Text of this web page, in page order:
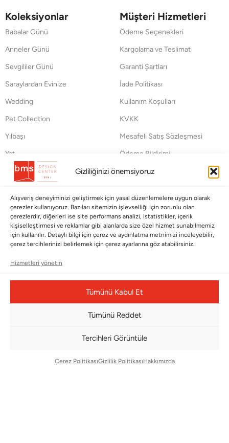
Gizliliğinizi önemsiyoruz
Alışveriş deneyiminizi geliştirmek için yasal düzenlemelere uygun olarak
çerezler kullanıyoruz. Bazıları sitemizin işlevselliği için zorunlu olan
çerezlerdir, diğerleri ise site performans analizi, istatistikler, içerik
kişiselleştirmesi ve reklamlar gibi alanlarda size özel hizmet sunabilmemiz
için kullanılır. Detaylı bilgi için çerez ve aydınlatma metnimizi inceleyebilir,
çerez tercihlerinizi belirlemek için çerez ayarlarına göz atabilirsiniz.
Hizmetleri yönetin
Tümünü Kabul Et
Tümünü Reddet
Tercihleri Görüntüle
Çerez PolitikasıGizlilik PolitikasıHakkımızda
Koleksiyonlar
Babalar Günü
Anneler Günü
Sevgililer Günü
Saraylardan Evinize
Wedding
Pet Collection
Yılbaşı
Yat
Müşteri Hizmetleri
Ödeme Seçenekleri
Kargolama ve Teslimat
Garanti Şartları
İade Politikası
Kullanım Koşulları
KVKK
Mesafeli Satış Sözleşmesi
Ödeme Bildirimi
Hata Bildirim Formu
BÜLTENİMİZE ABONE OLUN
Kayıt olun ve fırsatlardan ilk siz yararlanın!
Bültenimize Abone Olun